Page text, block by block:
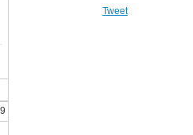
Tweet